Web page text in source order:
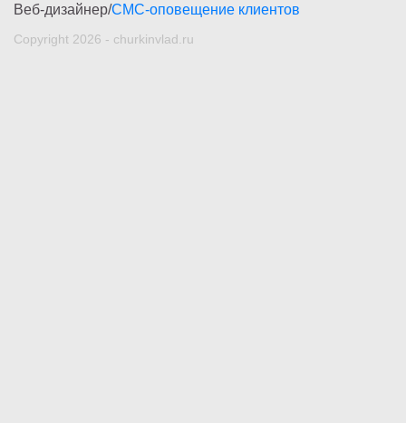
Веб-дизайнер/СМС-оповещение клиентов
Copyright 2026 - churkinvlad.ru